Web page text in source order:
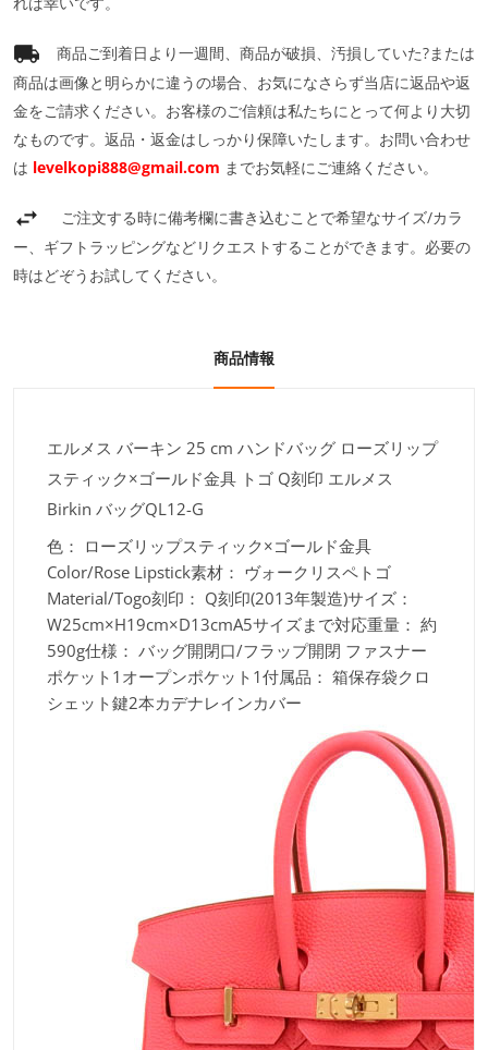
商品ご到着日より一週間、商品が破損、汚損していた?または
商品は画像と明らかに違うの場合、お気になさらず当店に返品や返
金をご請求ください。お客様のご信頼は私たちにとって何より大切
なものです。返品・返金はしっかり保障いたします。お問い合わせ
は levelkopi888@gmail.com までお気軽にご連絡ください。
ご注文する時に備考欄に書き込むことで希望なサイズ/カラ
ー、ギフトラッピングなどリクエストすることができます。必要の
時はどぞうお試してください。
商品情報
エルメス バーキン 25 cm ハンドバッグ ローズリップ
スティック×ゴールド金具 トゴ Q刻印 エルメス
Birkin バッグQL12-G
色： ローズリップスティック×ゴールド金具
Color/Rose Lipstick素材： ヴォークリスペトゴ
Material/Togo刻印： Q刻印(2013年製造)サイズ：
W25cm×H19cm×D13cmA5サイズまで対応重量： 約
590g仕様： バッグ開閉口/フラップ開閉 ファスナー
ポケット1オープンポケット1付属品： 箱保存袋クロ
シェット鍵2本カデナレインカバー